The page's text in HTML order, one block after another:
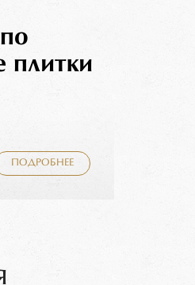
плитки
ПОДРОБНЕЕ